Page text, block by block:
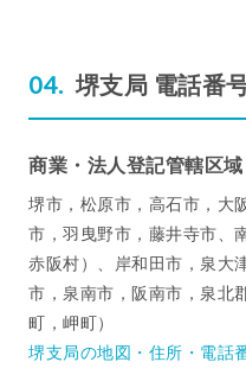
堺支局 電話番
商業・法人登記管轄区域
堺市，松原市，高石市，大
市，羽曳野市，藤井寺市、
赤阪村）、岸和田市，泉大
市，泉南市，阪南市，泉北
町，岬町）
堺支局の地図・住所・電話